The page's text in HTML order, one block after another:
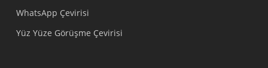
WhatsApp Çevirisi
Yüz Yüze Görüşme Çevirisi